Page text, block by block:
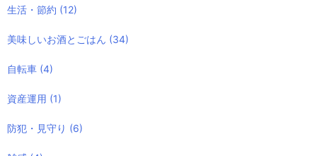
生活・節約 (12)
美味しいお酒とごはん (34)
自転車 (4)
資産運用 (1)
防犯・見守り (6)